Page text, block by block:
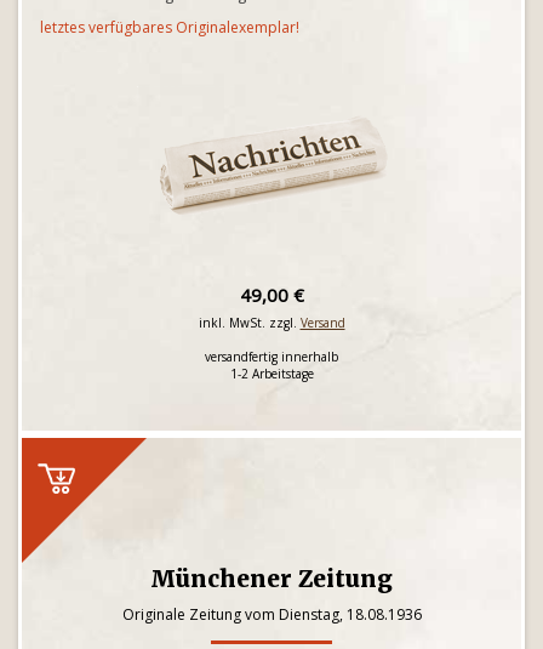
letztes verfügbares Originalexemplar!
49,00 €
inkl. MwSt. zzgl. Versand
versandfertig innerhalb
1-2 Arbeitstage
Münchener Zeitung
Originale Zeitung vom Dienstag, 18.08.1936